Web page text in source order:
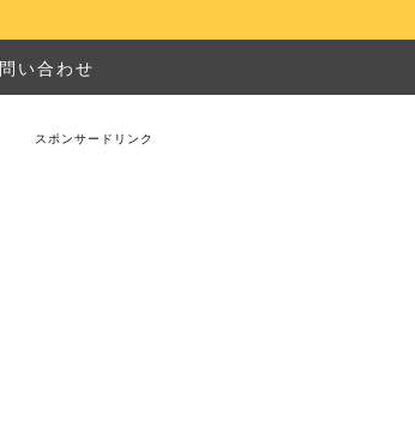
問い合わせ
スポンサードリンク